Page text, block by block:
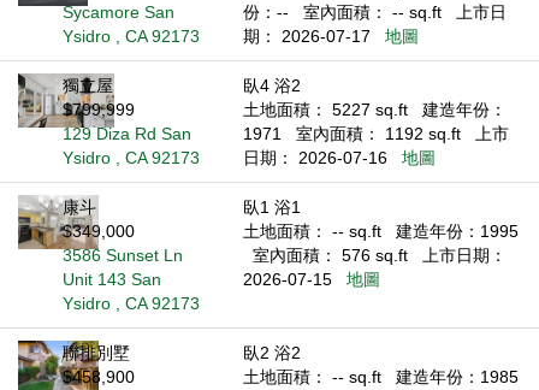
Sycamore San
Ysidro , CA 92173
份：--
室內面積： -- sq.ft
上市日
期： 2026-07-17
地圖
獨立屋
$799,999
129 Diza Rd San
Ysidro , CA 92173
臥4 浴2
土地面積： 5227 sq.ft
建造年份：
1971
室內面積： 1192 sq.ft
上市
日期： 2026-07-16
地圖
康斗
$349,000
3586 Sunset Ln
Unit 143 San
Ysidro , CA 92173
臥1 浴1
土地面積： -- sq.ft
建造年份：1995
室內面積： 576 sq.ft
上市日期：
2026-07-15
地圖
聯排別墅
$458,900
臥2 浴2
土地面積： -- sq.ft
建造年份：1985